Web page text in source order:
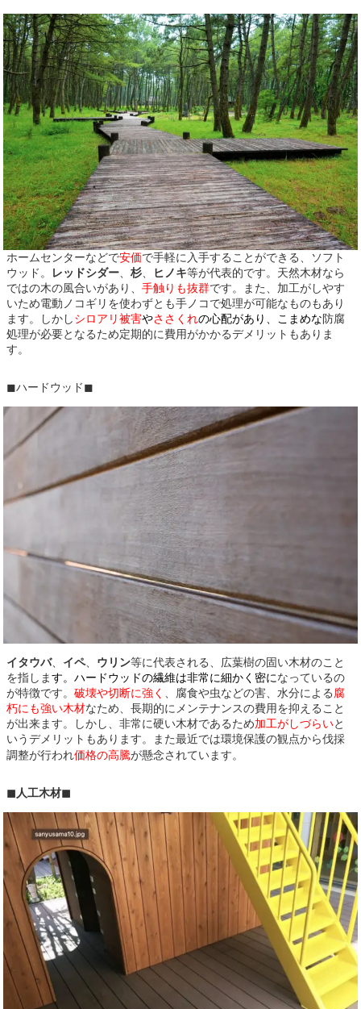
ホームセンターなどで安価で手軽に入手することができる、ソフト
ウッド。
レッドシダー、 杉、 ヒノキ等が代表的です。天然木材なら
ではの木の風合いがあり、 手触りも抜群です。また、加工がしやす
いため電動ノコギリを使わずとも手ノコで処理が可能なものもあり
ます。しかしシロアリ被害やささくれの心配があり、こまめな防腐
処理が必要となるため定期的に費用がかかるデメリットもありま
す。
◼︎ハードウッド◼︎
イタウバ、 イペ、 ウリン等に代表される、広葉樹の固い木材のこと
を指します。ハードウッドの繊維は非常に細かく密になっているの
が特徴です。 破壊や切断に強く 、腐食や虫などの害、水分による腐
朽にも強い木材なため、長期的にメンテナンスの費用を抑えること
が出来ます。しかし、非常に硬い木材であるため加工がしづらいと
いうデメリットもあります。また最近では環境保護の観点から伐採
調整が行われ価格の高騰が懸念されています。
◼︎人工木材◼︎